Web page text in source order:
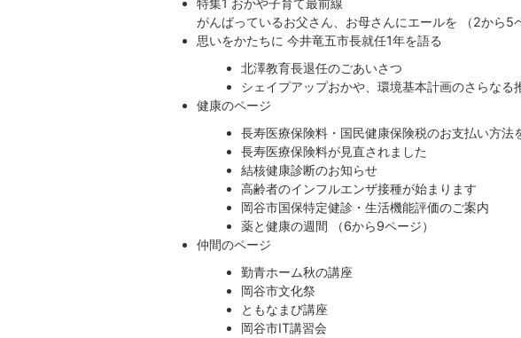
特集1 おかや子育て最前線
がんばっているお父さん、お母さんにエールを （2から5
思いをかたちに 今井竜五市長就任1年を語る
北澤教育長退任のごあいさつ
シェイプアップおかや、環境基本計画のさらなる
健康のページ
長寿医療保険料・国民健康保険税のお支払い方法
長寿医療保険料が見直されました
結核健康診断のお知らせ
高齢者のインフルエンザ接種が始まります
岡谷市国保特定健診・生活機能評価のご案内
薬と健康の週間 （6から9ページ）
仲間のページ
勤青ホーム秋の講座
岡谷市文化祭
ともなまび講座
岡谷市IT講習会